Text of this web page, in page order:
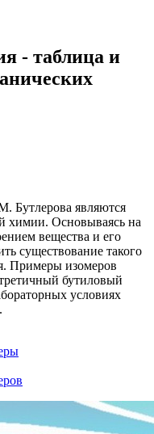
- таблица и
Бутлерова являются
химии. Основываясь на
вещества и его
существование такого
Примеры изомеров
бутиловый
условиях